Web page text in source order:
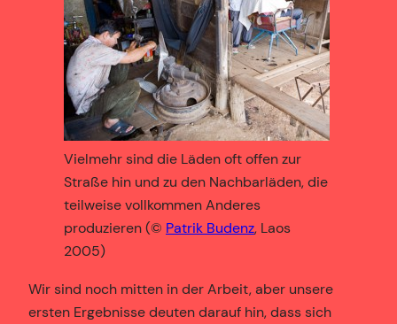
Vielmehr sind die Läden oft offen zur
Straße hin und zu den Nachbarläden, die
teilweise vollkommen Anderes
produzieren (© Patrik Budenz, Laos
2005)
Wir sind noch mitten in der Arbeit, aber unsere
ersten Ergebnisse deuten darauf hin, dass sich